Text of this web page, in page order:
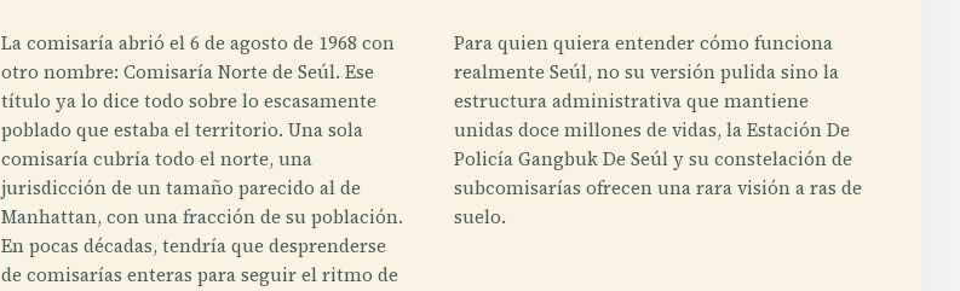
La comisaría abrió el 6 de agosto de 1968 con
otro nombre: Comisaría Norte de Seúl. Ese
título ya lo dice todo sobre lo escasamente
poblado que estaba el territorio. Una sola
comisaría cubría todo el norte, una
jurisdicción de un tamaño parecido al de
Manhattan, con una fracción de su población.
En pocas décadas, tendría que desprenderse
de comisarías enteras para seguir el ritmo de
Para quien quiera entender cómo funciona
realmente Seúl, no su versión pulida sino la
estructura administrativa que mantiene
unidas doce millones de vidas, la Estación De
Policía Gangbuk De Seúl y su constelación de
subcomisarías ofrecen una rara visión a ras de
suelo.